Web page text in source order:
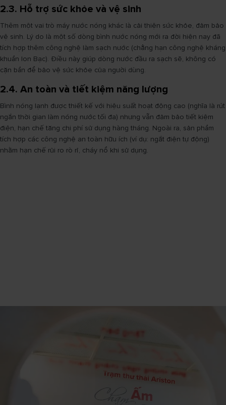
2.3. Hỗ trợ sức khỏe và vệ sinh
Thêm một vai trò máy nước nóng khác là cải thiện sức khỏe, đảm bảo
vệ sinh. Lý do là một số dòng bình nước nóng mới ra đời hiện nay đã
tích hợp thêm công nghệ làm sạch nước (chẳng hạn công nghệ kháng
khuẩn Ion Bạc). Điều này giúp dòng nước đầu ra sạch sẽ, không có
cặn bẩn để bảo vệ sức khỏe của người dùng.
2.4. An toàn và tiết kiệm năng lượng
Bình nóng lạnh được thiết kế với hiệu suất hoạt động cao (nghĩa là rút
ngắn thời gian làm nóng nước tối đa) nhưng vẫn đảm bảo tiết kiệm
điện, hạn chế tăng chi phí sử dụng hàng tháng. Ngoài ra, sản phẩm
tích hợp các công nghệ an toàn hữu ích (ví dụ: ngắt điện tự động)
nhằm hạn chế rủi ro rò rỉ, cháy nổ khi sử dụng.